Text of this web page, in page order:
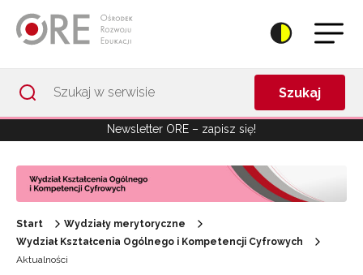
Szukaj
Newsletter ORE – zapisz się!
Start
Wydziały merytoryczne
Wydział Kształcenia Ogólnego i Kompetencji Cyfrowych
Aktualności